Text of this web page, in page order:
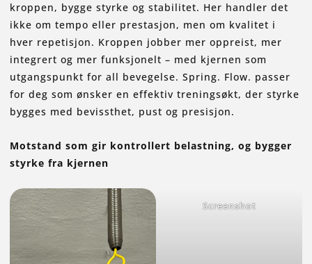
kroppen, bygge styrke og stabilitet. Her handler det
ikke om tempo eller prestasjon, men om kvalitet i
hver repetisjon. Kroppen jobber mer oppreist, mer
integrert og mer funksjonelt – med kjernen som
utgangspunkt for all bevegelse. Spring. Flow. passer
for deg som ønsker en effektiv treningsøkt, der styrke
bygges med bevissthet, pust og presisjon.
Motstand som gir kontrollert belastning, og bygger
styrke fra kjernen
Screenshot